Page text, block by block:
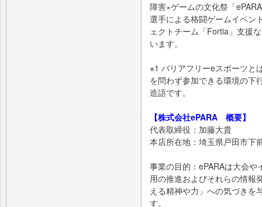
障害×ゲームの文化祭「
選手による格闘ゲームイベン
ェクトチーム「Fortia」支援
います。
※1 バリアフリーeスポーツと
を問わず参加できる環境の下
造語です。
【株式会社ePARA 概要】
代表取締役：加藤大貴
本店所在地：埼玉県戸田市下
事業の目的：ePARAは大会
用の推進およびそれらの情報
える精神や力」への気づきを
す。